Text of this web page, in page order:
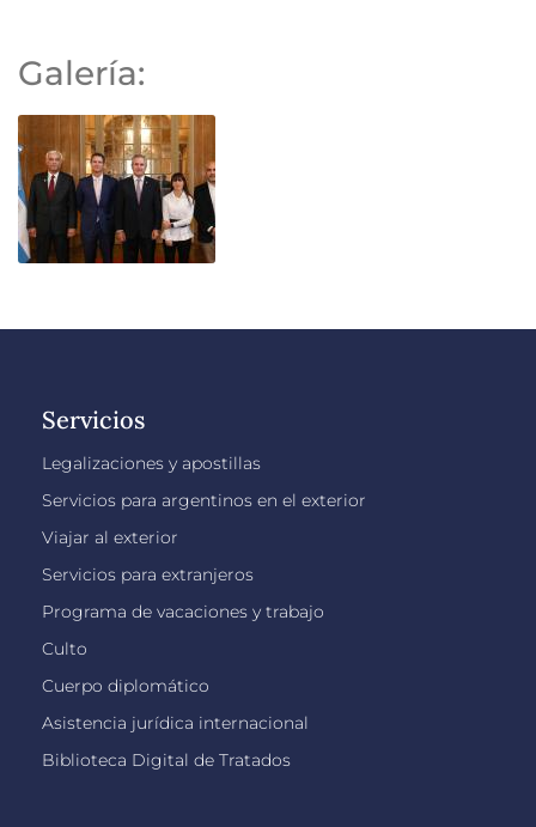
Galería:
Servicios
Legalizaciones y apostillas
Servicios para argentinos en el exterior
Viajar al exterior
Servicios para extranjeros
Programa de vacaciones y trabajo
Culto
Cuerpo diplomático
Asistencia jurídica internacional
Biblioteca Digital de Tratados